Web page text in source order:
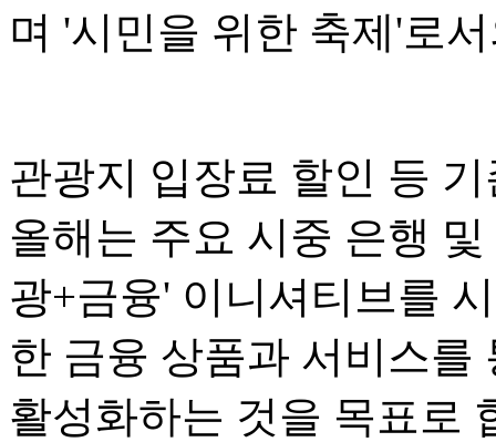
며 '시민을 위한 축제'로
관광지 입장료 할인 등
올해는 주요 시중 은행
광+금융' 이니셔티브를
한 금융 상품과 서비스를
활성화하는 것을 목표로